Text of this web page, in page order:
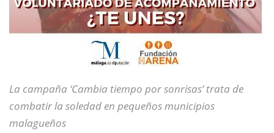
La campaña ‘Cambia tiempo por sonrisas’ trata de
combatir la soledad en pequeños municipios
malagueños